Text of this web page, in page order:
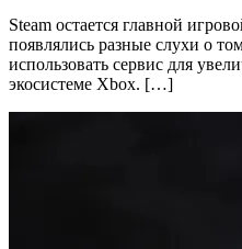
Steam остается главной
появлялись разные слухи о
использовать сервис для
экосистеме Xbox. […]